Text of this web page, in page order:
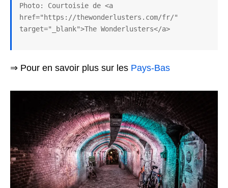
Photo: Courtoisie de <a
href="https://thewonderlusters.com/fr/"
target="_blank">The Wonderlusters</a>
⇒ Pour en savoir plus sur les Pays-Bas